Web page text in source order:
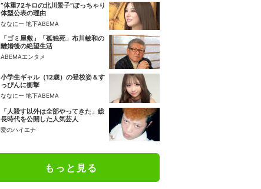
“体重72キロの北川景子”ぽっちゃり
体型公表の理由
ななにー 地下ABEMA
「ゴミ屋敷」「孤独死」布川敏和の
離婚後の絶望生活
ABEMAエンタメ
小学生ギャル（12歳）の登校姿＆す
っぴんに衝撃
ななにー 地下ABEMA
「人殺す以外は全部やってきた」総
長時代を公開した人気芸人
愛のハイエナ
もっと見る